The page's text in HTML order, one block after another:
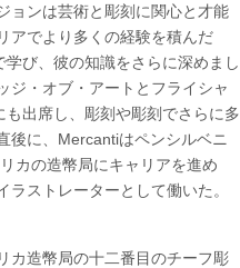
ョンは芸術と彫刻に関心と才能
アでより多くの経験を積んだ
び、彼の知識をさらに深めまし
ジ・オブ・アートとフライシャ
出席し、彫刻や彫刻でさらに多
後に、Mercantiはペンシルベニ
カの造幣局にキャリアを進め
ストレーターとして働いた。
カ造幣局の十二番目のチーフ彫